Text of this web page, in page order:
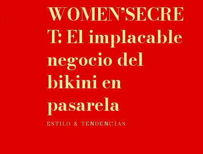
WOMEN’SECRE
T: El implacable
negocio del
bikini en
pasarela
ESTILO & TENDENCIAS